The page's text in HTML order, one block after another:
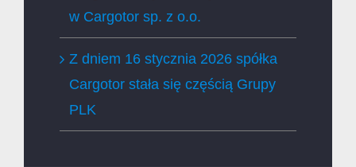
w Cargotor sp. z o.o.
Z dniem 16 stycznia 2026 spółka
Cargotor stała się częścią Grupy
PLK